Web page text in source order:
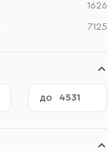
1626
7125
до